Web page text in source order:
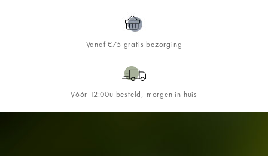
Vanaf €75 gratis bezorging
Vóór 12:00u besteld, morgen in huis